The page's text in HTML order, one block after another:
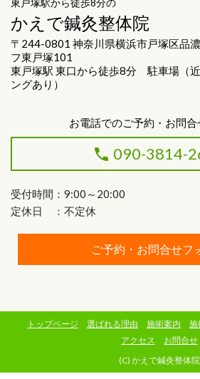
東戸塚駅から徒歩8分の
かえで鍼灸整体院
〒244-0801 神奈川県横浜市戸塚区品
フ東戸塚101
東戸塚駅 東口から徒歩8分 駐車場（
ングあり）
お電話でのご予約・お問合
090-3814-
受付時間：9:00～20:00
定休日 ：不定休
ご予約・お問合せフ
(C) かえで鍼灸整体院
トップページ 選ばれる理由 施術案内 施
アクセス
お問合せ